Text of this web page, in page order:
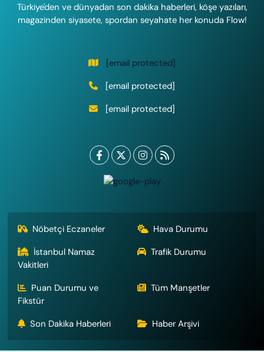
Türkiye'den ve dünyadan son dakika haberleri, köşe yazıları,
magazinden siyasete, spordan seyahate her konuda Flow!
[email protected]
[email protected]
[email protected]
Nöbetçi Eczaneler
Hava Durumu
İstanbul Namaz
Vakitleri
Trafik Durumu
Puan Durumu ve
Fikstür
Tüm Manşetler
Son Dakika Haberleri Haber Arşivi